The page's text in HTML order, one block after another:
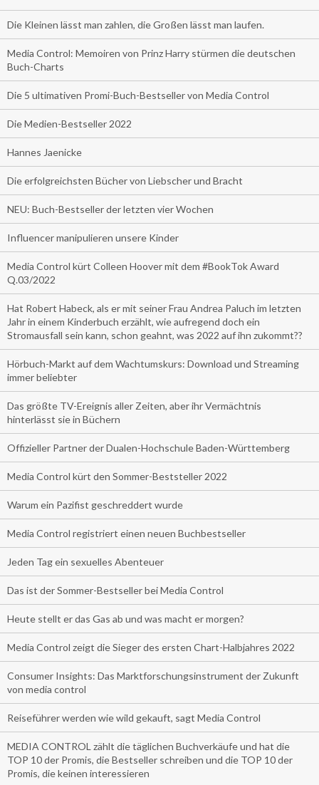
Die Kleinen lässt man zahlen, die Großen lässt man laufen.
Media Control: Memoiren von Prinz Harry stürmen die deutschen
Buch-Charts
Die 5 ultimativen Promi-Buch-Bestseller von Media Control
Die Medien-Bestseller 2022
Hannes Jaenicke
Die erfolgreichsten Bücher von Liebscher und Bracht
NEU: Buch-Bestseller der letzten vier Wochen
Influencer manipulieren unsere Kinder
Media Control kürt Colleen Hoover mit dem #BookTok Award
Q.03/2022
Hat Robert Habeck, als er mit seiner Frau Andrea Paluch im letzten
Jahr in einem Kinderbuch erzählt, wie aufregend doch ein
Stromausfall sein kann, schon geahnt, was 2022 auf ihn zukommt??
Hörbuch-Markt auf dem Wachtumskurs: Download und Streaming
immer beliebter
Das größte TV-Ereignis aller Zeiten, aber ihr Vermächtnis
hinterlässt sie in Büchern
Offizieller Partner der Dualen-Hochschule Baden-Württemberg
Media Control kürt den Sommer-Beststeller 2022
Warum ein Pazifist geschreddert wurde
Media Control registriert einen neuen Buchbestseller
Jeden Tag ein sexuelles Abenteuer
Das ist der Sommer-Bestseller bei Media Control
Heute stellt er das Gas ab und was macht er morgen?
Media Control zeigt die Sieger des ersten Chart-Halbjahres 2022
Consumer Insights: Das Marktforschungsinstrument der Zukunft
von media control
Reiseführer werden wie wild gekauft, sagt Media Control
MEDIA CONTROL zählt die täglichen Buchverkäufe und hat die
TOP 10 der Promis, die Bestseller schreiben und die TOP 10 der
Promis, die keinen interessieren